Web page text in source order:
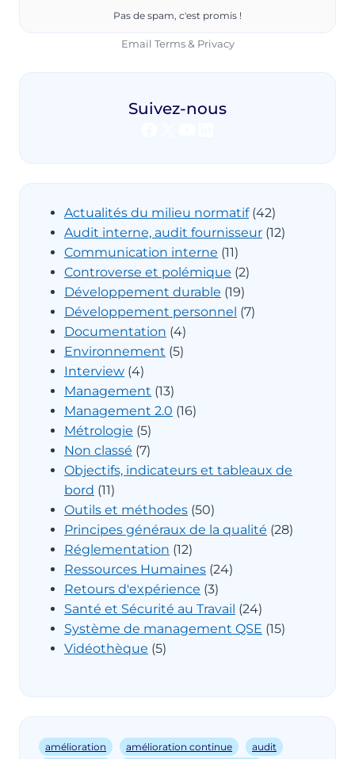
Pas de spam, c'est promis !
Email Terms& Privacy
Suivez-nous
Actualités du milieu normatif(42)
Audit interne, audit fournisseur (12)
Communication interne (11)
Controverse et polémique (2)
Développement durable (19)
Développement personnel (7)
Documentation (4)
Environnement (5)
Interview (4)
Management (13)
Management 2.0 (16)
Métrologie (5)
Non classé (7)
Objectifs, indicateurs et tableaux de
bord (11)
Outils et méthodes (50)
Principes généraux de la qualité (28)
Réglementation (12)
Ressources Humaines (24)
Retours d'expérience (3)
Santé et Sécurité au Travail (24)
Système de management QSE (15)
Vidéothèque (5)
amélioration amélioration continue
audit